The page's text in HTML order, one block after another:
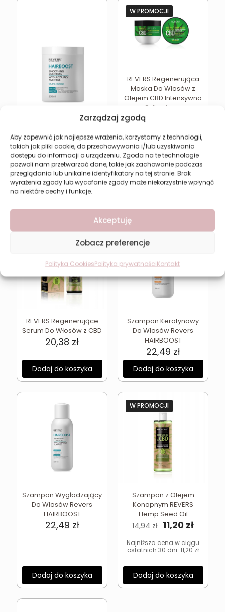
Zarządzaj zgodą
Aby zapewnić jak najlepsze wrażenia, korzystamy z technologii,
takich jak pliki cookie, do przechowywania i/lub uzyskiwania
dostępu do informacji o urządzeniu. Zgoda na te technologie
pozwoli nam przetwarzać dane, takie jak zachowanie podczas
przeglądania lub unikalne identyfikatory na tej stronie. Brak
wyrażenia zgody lub wycofanie zgody może niekorzystnie wpłynąć
na niektóre cechy i funkcje.
Akceptuję
Zobacz preferencje
Polityka CookiesPolityka prywatnościKontakt
Revers HAIRBOOST
Wygładzająca Maska
Do Włosów Szorstkich i
Matowych
29,49zł
Dodaj do koszyka
W PROMOCJI
REVERS Regenerująca
Maska Do Włosów z
Olejem CBD Intensywna
Odbudowa
15,93
wynosiła:
15,93 zł.12,74
Najniższa cena w ciągu
ostatnich 30 dni:12,74zł
REVERS Regenerujące
Serum Do Włosów z CBD
20,38 zł
Dodaj do koszyka
Szampon Keratynowy
Do Włosów Revers
HAIRBOOST
22,49 zł
Dodaj do koszyka
Szampon Wygładzający
Do Włosów Revers
HAIRBOOST
22,49 zł
Dodaj do koszyka
W PROMOCJI
Szampon z Olejem
Konopnym REVERS
Hemp Seed Oil
14,94zł Pierwotna
wynosiła:
14,94 zł.
11,20 zł
11,20 zł.
Najniższa cena w ciągu
ostatnich 30 dni: 11,20 zł
Dodaj do koszyka